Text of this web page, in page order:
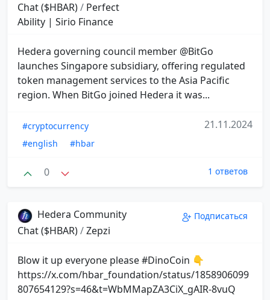
Chat ($HBAR)/ Perfect
Ability | Sirio Finance
Hedera governing council member @BitGo
launches Singapore subsidiary, offering regulated
token management services to the Asia Pacific
region. When BitGo joined Hedera it was...
#cryptocurrency
#english
#hbar
21.11.2024
0 1 ответов
Hedera Community
Chat ($HBAR)/Zepzi
Подписаться
Blow it up everyone please #DinoCoin 👇
https://x.com/hbar_foundation/status/1858906099
807654129?s=46&t=WbMMapZA3CiX_gAIR-8vuQ